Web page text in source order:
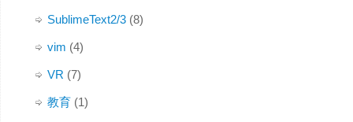
SublimeText2/3(8)
vim (4)
VR (7)
教育(1)